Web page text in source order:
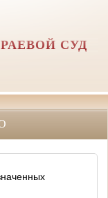
СУД